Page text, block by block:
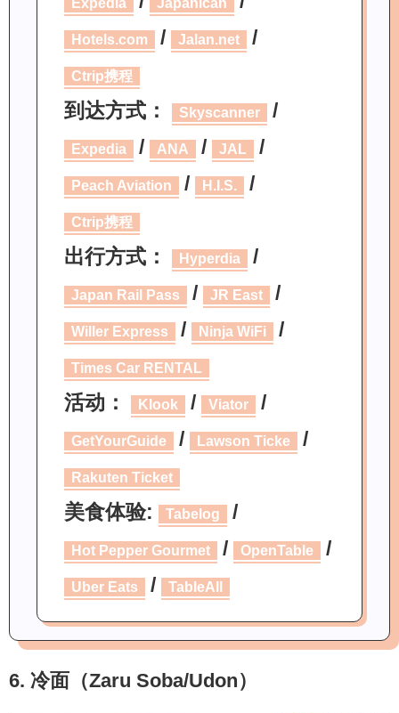
Expedia Japanican
Hotels.com / Jalan.net /
Ctrip携程
到达方式： Skyscanner /
Expedia / ANA / JAL /
Peach Aviation / H.I.S. /
Ctrip携程
出行方式： Hyperdia /
Japan Rail Pass / JR East /
Willer Express / Ninja WiFi /
Times Car RENTAL
活动： Klook / Viator /
GetYourGuide / Lawson Ticke /
Rakuten Ticket
美食体验: Tabelog /
Hot Pepper Gourmet / OpenTable /
Uber Eats / TableAll
6. 冷面（Zaru Soba/Udon）